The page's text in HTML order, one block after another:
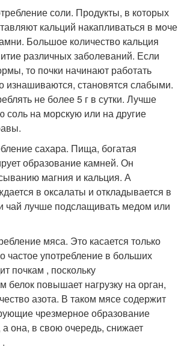
соли. Продукты, в которых
кальций накапливаться в моче
Большое количество кальция
различных заболеваний. Если
то почки начинают работать
изнашиваются, становятся слабыми.
не более 5 г в сутки. Лучше
соль на морскую или на другие
сахара. Пища, богатая
образование камней. Он
магния и кальция. А
в оксалаты и откладывается в
чай лучше подслащивать медом или
мяса. Это касается только
частое употребление в больших
почкам , поскольку
белок повышает нагрузку на орган,
азота. В таком мясе содержит
чрезмерное образование
она, в свою очередь, снижает